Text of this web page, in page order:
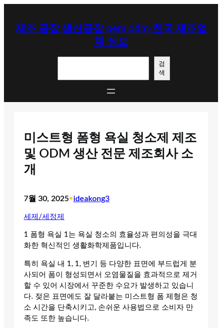
제조 공장 생산공장 oem odm-한국 제조업
체 정보
검
색
미스트형 폼형 욕실 청소제 제조
및 ODM 생산 전문 제조회사 소
개
7월 30, 2025•ideakong3
세제/세정제
1 폼형 욕실 1는 욕실 청소의 효율성과 편의성을 극대
화한 혁신적인 생활화학제품입니다.
특히 욕실 내 1, 1, 변기 등 다양한 표면에 부드럽게 분
사되어 폼이 형성되면서 오염물질을 효과적으로 제거
할 수 있어 시장에서 꾸준한 수요가 발생하고 있습니
다. 젖은 표면에도 잘 달라붙는 미스트형 폼 제형은 청
소 시간을 단축시키고, 손쉬운 사용법으로 소비자 만
족도 또한 높습니다.